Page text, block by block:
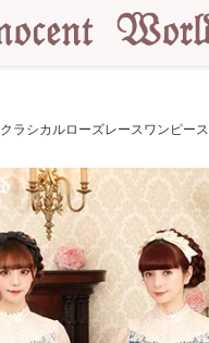
クラシカルローズレースワンピース